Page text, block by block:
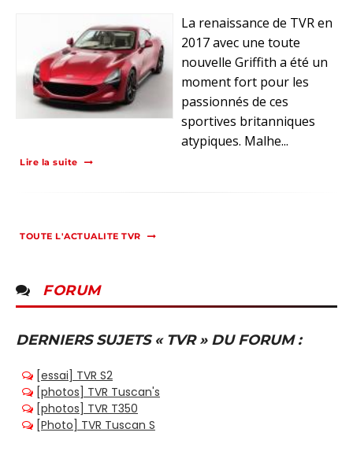
La renaissance de TVR en
2017 avec une toute
nouvelle Griffith a été un
moment fort pour les
passionnés de ces
sportives britanniques
atypiques. Malhe...
Lire la suite
TOUTE L'ACTUALITE TVR
FORUM
DERNIERS SUJETS « TVR » DU FORUM :